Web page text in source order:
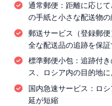
通常郵便： 距離に応じ
の手紙と小さな配送物
郵送サービス（登録郵便
全な配送品の追跡を保
標準郵便小包： 追跡付
ス、ロシア内の目的地
国内急速サービス： ロ
延が短縮